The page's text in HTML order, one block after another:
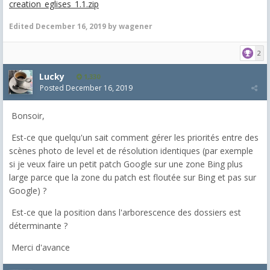
creation_eglises_1.1.zip
Edited December 16, 2019 by wagener
2
Lucky 1,330
Posted December 16, 2019
Bonsoir,
Est-ce que quelqu'un sait comment gérer les priorités entre des
scènes photo de level et de résolution identiques (par exemple
si je veux faire un petit patch Google sur une zone Bing plus
large parce que la zone du patch est floutée sur Bing et pas sur
Google) ?
Est-ce que la position dans l'arborescence des dossiers est
déterminante ?
Merci d'avance